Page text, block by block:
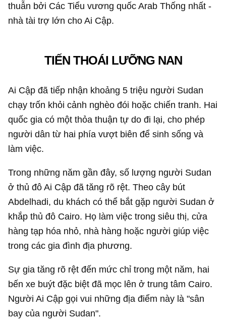
thuẫn bởi Các Tiểu vương quốc Arab Thống nhất -
nhà tài trợ lớn cho Ai Cập.
TIẾN THOÁI LƯỠNG NAN
Ai Cập đã tiếp nhận khoảng 5 triệu người Sudan
chạy trốn khỏi cảnh nghèo đói hoặc chiến tranh. Hai
quốc gia có một thỏa thuận tự do đi lại, cho phép
người dân từ hai phía vượt biên để sinh sống và
làm việc.
Trong những năm gần đây, số lượng người Sudan
ở thủ đô Ai Cập đã tăng rõ rệt. Theo cây bút
Abdelhadi, du khách có thể bắt gặp người Sudan ở
khắp thủ đô Cairo. Họ làm việc trong siêu thị, cửa
hàng tạp hóa nhỏ, nhà hàng hoặc người giúp việc
trong các gia đình địa phương.
Sự gia tăng rõ rệt đến mức chỉ trong một năm, hai
bến xe buýt đặc biệt đã mọc lên ở trung tâm Cairo.
Người Ai Cập gọi vui những địa điểm này là "sân
bay của người Sudan".